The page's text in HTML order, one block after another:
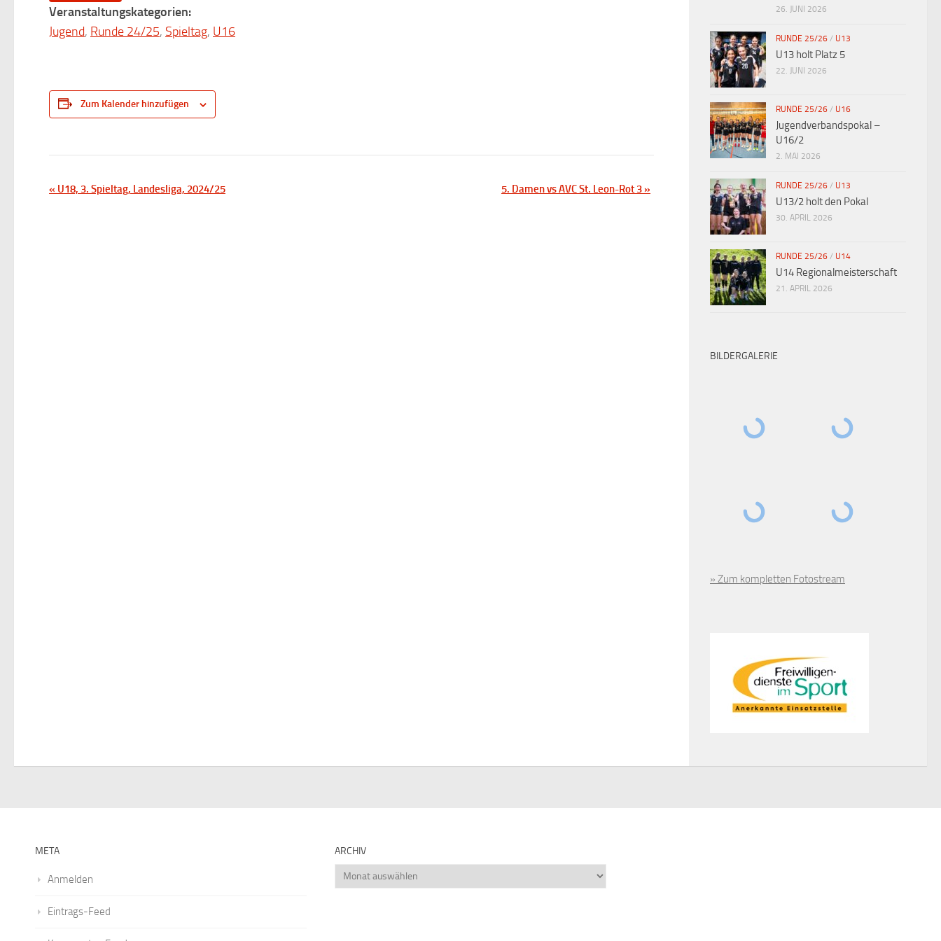
Veranstaltungskategorien:
Jugend, Runde 24/25, Spieltag, U16
Zum Kalender hinzufügen
V
« U18, 3. Spieltag, Landesliga, 2024/25 5. Damen vs AVC St. Leon-Rot 3»
26. JUNI 2026
RUNDE 25/26 / U13
U13 holt Platz 5
22. JUNI 2026
RUNDE 25/26 / U16
Jugendverbandspokal –
U16/2
2. MAI 2026
RUNDE 25/26 / U13
U13/2 holt den Pokal
30. APRIL 2026
RUNDE 25/26 / U14
U14 Regionalmeisterschaft
21. APRIL 2026
BILDERGALERIE
» Zum kompletten Fotostream
META
Anmelden
Eintrags-Feed
ARCHIV
Archiv